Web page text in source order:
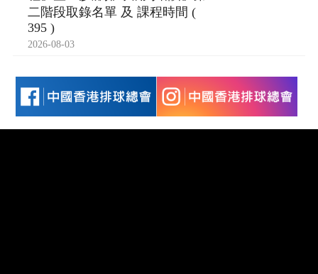
二階段取錄名單 及 課程時間 (
395 )
2026-08-03